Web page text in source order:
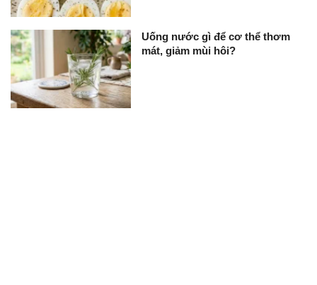
Uống nước gì để cơ thể thơm
mát, giảm mùi hôi?